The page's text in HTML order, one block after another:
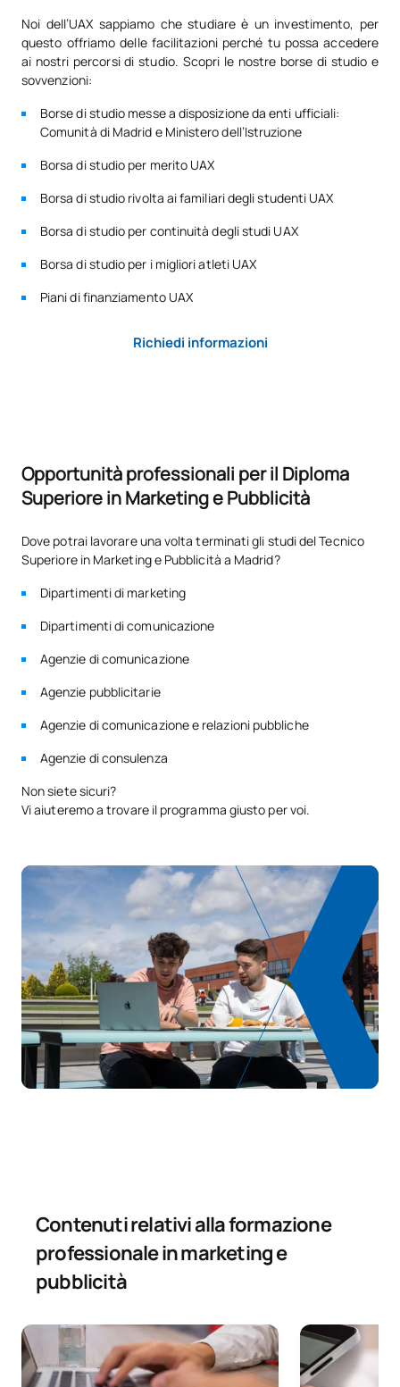
Noi dell’UAX sappiamo che studiare è un investimento, per
questo offriamo delle facilitazioni perché tu possa accedere
ai nostri percorsi di studio. Scopri le nostre borse di studio e
sovvenzioni:
Borse di studio messe a disposizione da enti ufficiali:
Comunità di Madrid e Ministero dell’Istruzione
Borsa di studio per merito UAX
Borsa di studio rivolta ai familiari degli studenti UAX
Borsa di studio per continuità degli studi UAX
Borsa di studio per i migliori atleti UAX
Piani di finanziamento UAX
Richiedi informazioni
Opportunità professionali per il Diploma
Superiore in Marketing e Pubblicità
Dove potrai lavorare una volta terminati gli studi del Tecnico
Superiore in Marketing e Pubblicità a Madrid?
Dipartimenti di marketing
Dipartimenti di comunicazione
Agenzie di comunicazione
Agenzie pubblicitarie
Agenzie di comunicazione e relazioni pubbliche
Agenzie di consulenza
Non siete sicuri?
Vi aiuteremo a trovare il programma giusto per voi.
Contenuti relativi alla formazione
professionale in marketing e
pubblicità